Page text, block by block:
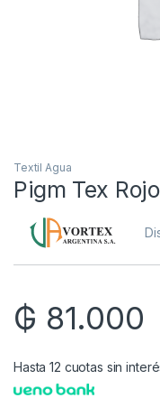
Textil Agua
Pigm Tex
₲ 81.000
Hasta 12 cuotas sin